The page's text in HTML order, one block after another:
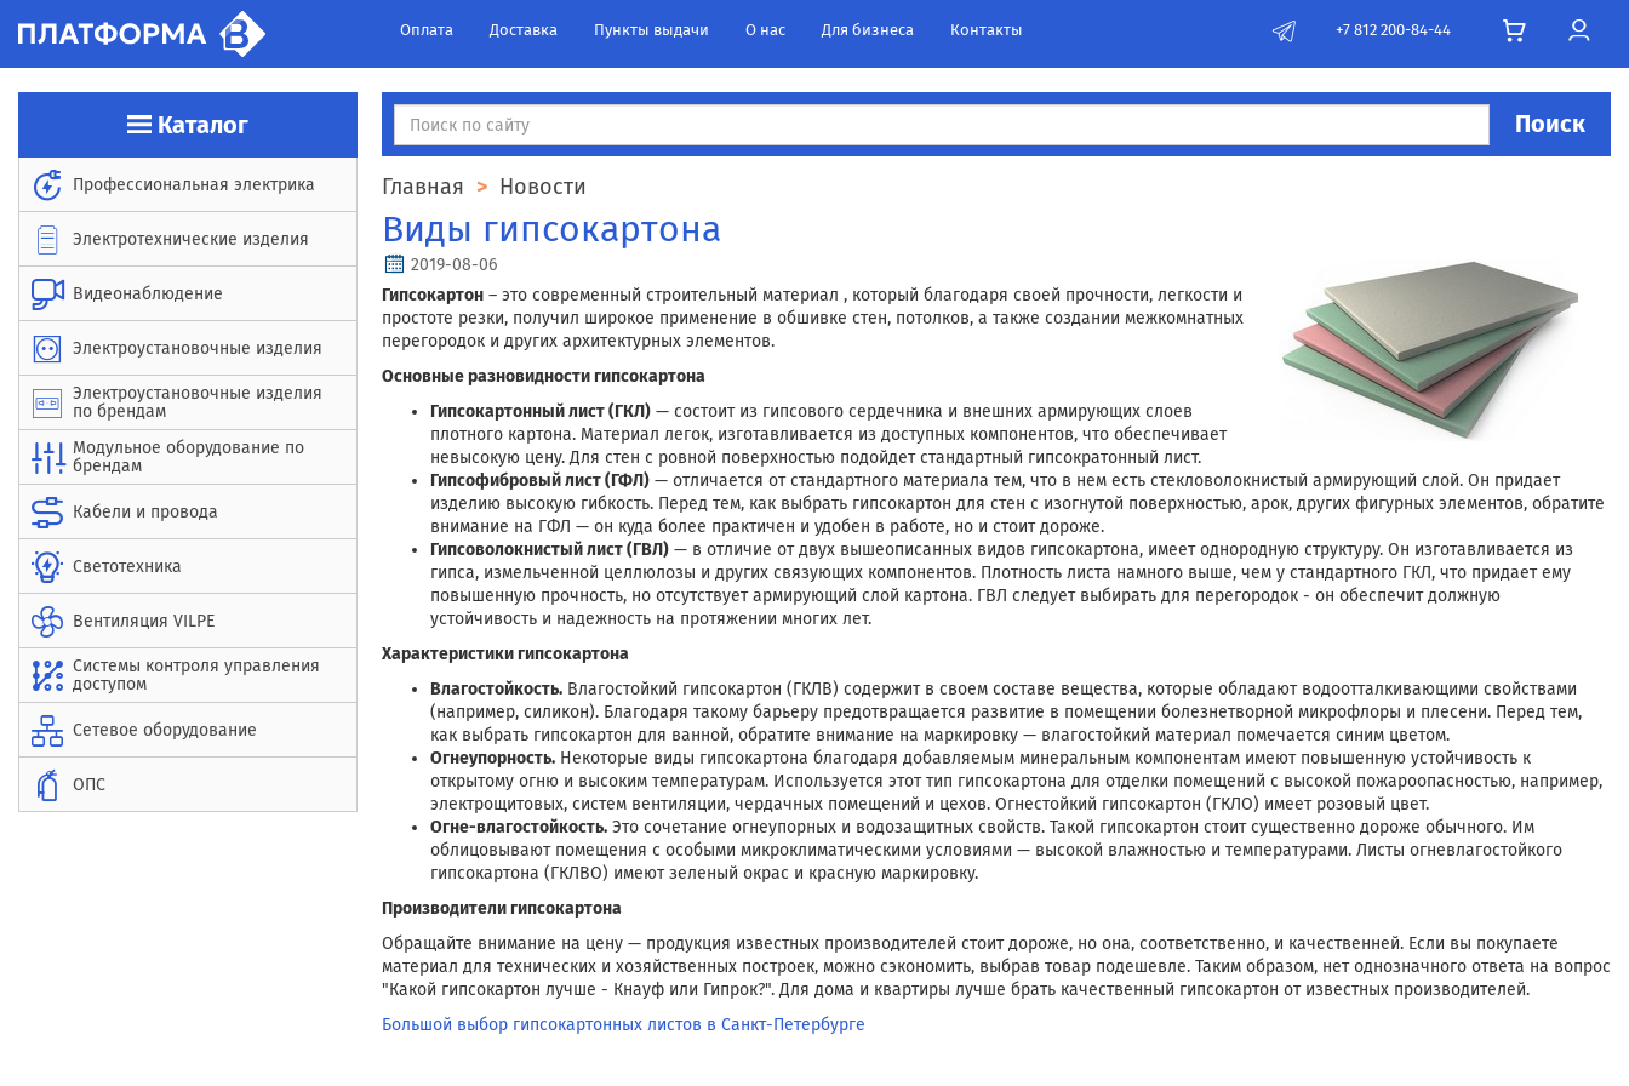
Оплата Доставка Пункты выдачи О нас Для бизнеса Контакты +7 812 200-84-44
Каталог Поиск
Профессиональная электрика
Электротехнические изделия
Видеонаблюдение
Электроустановочные изделия
Электроустановочные изделия
по брендам
Модульное оборудование по
брендам
Кабели и провода
Светотехника
Вентиляция VILPE
Системы контроля управления
доступом
Сетевое оборудование
ОПС
Главная Новости
Виды гипсокартона
2019-08-06
Гипсокартон – это современный строительный материал , который благодаря своей прочности, легкости и
простоте резки, получил широкое применение в обшивке стен, потолков, а также создании межкомнатных
перегородок и других архитектурных элементов.
Основные разновидности гипсокартона
Гипсокартонный лист (ГКЛ) — состоит из гипсового сердечника и внешних армирующих слоев
плотного картона. Материал легок, изготавливается из доступных компонентов, что обеспечивает
невысокую цену. Для стен с ровной поверхностью подойдет стандартный гипсократонный лист.
Гипсофибровый лист (ГФЛ) — отличается от стандартного материала тем, что в нем есть стекловолокнистый армирующий слой. Он придает
изделию высокую гибкость. Перед тем, как выбрать гипсокартон для стен с изогнутой поверхностью, арок, других фигурных элементов, обратите
внимание на ГФЛ — он куда более практичен и удобен в работе, но и стоит дороже.
Гипсоволокнистый лист (ГВЛ) — в отличие от двух вышеописанных видов гипсокартона, имеет однородную структуру. Он изготавливается из
гипса, измельченной целлюлозы и других связующих компонентов. Плотность листа намного выше, чем у стандартного ГКЛ, что придает ему
повышенную прочность, но отсутствует армирующий слой картона. ГВЛ следует выбирать для перегородок - он обеспечит должную
устойчивость и надежность на протяжении многих лет.
Характеристики гипсокартона
Влагостойкость. Влагостойкий гипсокартон (ГКЛВ) содержит в своем составе вещества, которые обладают водоотталкивающими свойствами
(например, силикон). Благодаря такому барьеру предотвращается развитие в помещении болезнетворной микрофлоры и плесени. Перед тем,
как выбрать гипсокартон для ванной, обратите внимание на маркировку — влагостойкий материал помечается синим цветом.
Огнеупорность. Некоторые виды гипсокартона благодаря добавляемым минеральным компонентам имеют повышенную устойчивость к
открытому огню и высоким температурам. Используется этот тип гипсокартона для отделки помещений с высокой пожароопасностью, например,
электрощитовых, систем вентиляции, чердачных помещений и цехов. Огнестойкий гипсокартон (ГКЛО) имеет розовый цвет.
Огне-влагостойкость. Это сочетание огнеупорных и водозащитных свойств. Такой гипсокартон стоит существенно дороже обычного. Им
облицовывают помещения с особыми микроклиматическими условиями — высокой влажностью и температурами. Листы огневлагостойкого
гипсокартона (ГКЛВО) имеют зеленый окрас и красную маркировку.
Производители гипсокартона
Обращайте внимание на цену — продукция известных производителей стоит дороже, но она, соответственно, и качественней. Если вы покупаете
материал для технических и хозяйственных построек, можно сэкономить, выбрав товар подешевле. Таким образом, нет однозначного ответа на вопрос
"Какой гипсокартон лучше - Кнауф или Гипрок?". Для дома и квартиры лучше брать качественный гипсокартон от известных производителей.
Большой выбор гипсокартонных листов в Санкт-Петербурге